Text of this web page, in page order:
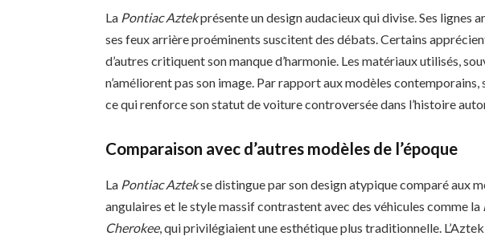
La Pontiac Aztekprésente un design audacieux qui divise. Ses lignes
ses feux arrière proéminents suscitent des débats. Certains
d’autres critiquent son manque d’harmonie. Les matériaux utilisés,
n’améliorent pas son image. Par rapport aux modèles contemporains,
ce qui renforce son statut de voiture controversée dans l’histoire
Comparaison avec d’autres modèles de l’époque
La Pontiac Aztekse distingue par son design atypique comparé aux
angulaires et le style massif contrastent avec des véhicules comme la
Cherokee, qui privilégiaient une esthétique plus traditionnelle.